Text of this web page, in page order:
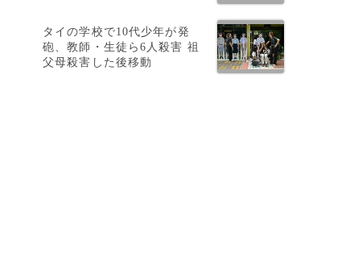
タイの学校で10代少年が発
砲、教師・生徒ら6人殺害 祖
父母殺害した後移動